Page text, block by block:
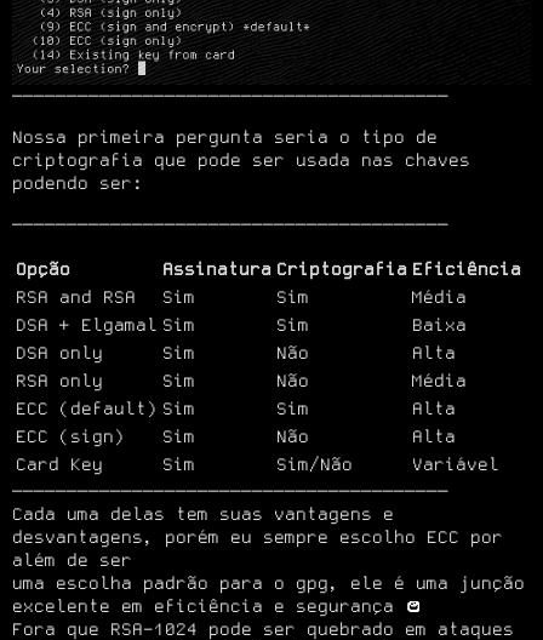
────────────────────────────────────────
Nossa primeira pergunta seria o tipo de
criptografia que pode ser usada nas chaves
podendo ser:
────────────────────────────────────────
Opção Assinatura Criptografia Eficiência
RSA and RSA
Sim Sim
Média
DSA + Elgamal Sim Sim
Baixa
DSA only
Sim Não
Alta
RSA only
Sim Não
Média
ECC (default) Sim Sim
Alta
ECC (sign)
Sim Não
Alta
Card Key
Sim Sim/Não
Variável
────────────────────────────────────────
Cada uma delas tem suas vantagens e
desvantagens, porém eu sempre escolho ECC por
além de ser
uma escolha padrão para o gpg, ele é uma junção
excelente em eficiência e segurança
Fora que RSA-1024 pode ser quebrado em ataques